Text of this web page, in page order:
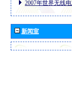
2007年世界无线
新闻室